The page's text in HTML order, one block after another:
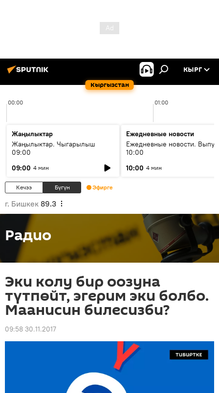
Кыргызстан
КЫРГ
00:00 01:00
Жаңылыктар
Жаңылыктар. Чыгарылыш
09:00
09:00 4 мин
Ежедневные новости
Ежедневные новости.
10:00
10:00 4 мин
Кечээ Бүгүн Эфирге
г. Бишкек 89.3
Радио
Эки колу бир оозуна
түтпөйт, эгерим эки болбо.
Маанисин билесизби?
09:58 30.11.2017